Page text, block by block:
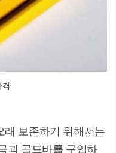
래 보존하기 위해서는
괴 골드바를 구입하